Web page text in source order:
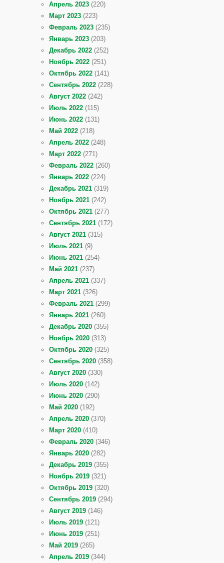
Апрель 2023 (220)
Март 2023 (223)
Февраль 2023 (235)
Январь 2023 (203)
Декабрь 2022 (252)
Ноябрь 2022 (251)
Октябрь 2022 (141)
Сентябрь 2022 (228)
Август 2022 (242)
Июль 2022 (115)
Июнь 2022 (131)
Май 2022 (218)
Апрель 2022 (248)
Март 2022 (271)
Февраль 2022 (260)
Январь 2022 (224)
Декабрь 2021 (319)
Ноябрь 2021 (242)
Октябрь 2021 (277)
Сентябрь 2021 (172)
Август 2021 (315)
Июль 2021 (9)
Июнь 2021 (254)
Май 2021 (237)
Апрель 2021 (337)
Март 2021 (326)
Февраль 2021 (299)
Январь 2021 (260)
Декабрь 2020 (355)
Ноябрь 2020 (313)
Октябрь 2020 (325)
Сентябрь 2020 (358)
Август 2020 (330)
Июль 2020 (142)
Июнь 2020 (290)
Май 2020 (192)
Апрель 2020 (370)
Март 2020 (410)
Февраль 2020 (346)
Январь 2020 (282)
Декабрь 2019 (355)
Ноябрь 2019 (321)
Октябрь 2019 (320)
Сентябрь 2019 (294)
Август 2019 (146)
Июль 2019 (121)
Июнь 2019 (251)
Май 2019 (265)
Апрель 2019 (344)